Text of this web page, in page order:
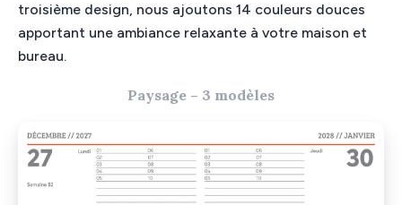
troisième design, nous ajoutons 14 couleurs douces
apportant une ambiance relaxante à votre maison et
bureau.
Paysage – 3 modèles